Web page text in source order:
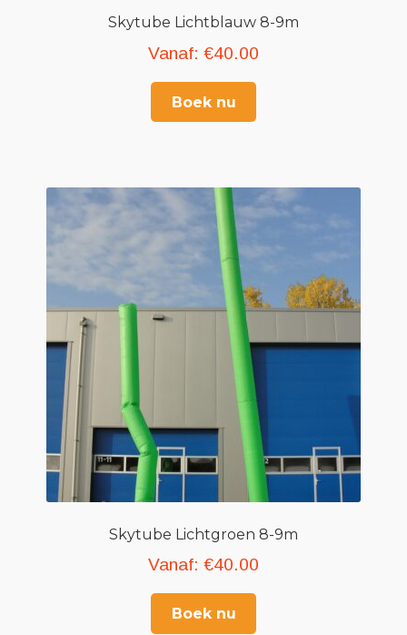
Skytube Lichtblauw 8-9m
Vanaf: €40.00
Boek nu
Skytube Lichtgroen 8-9m
Vanaf: €40.00
Boek nu